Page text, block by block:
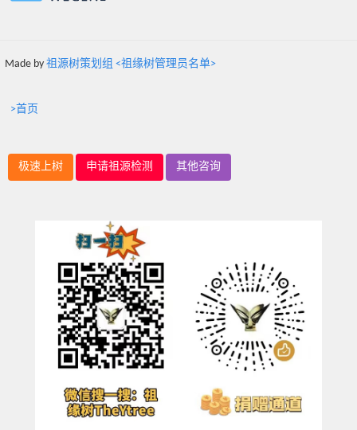
Made by 祖源树策划组 <祖缘树管理员名单>
>首页
极速上树 申请祖源检测 其他咨询